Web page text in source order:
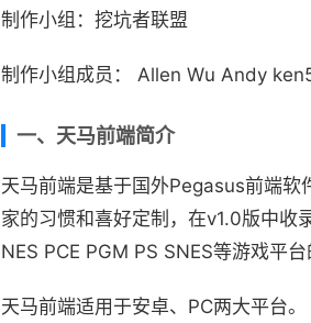
制作小组：挖坑者联盟
制作小组成员： Allen Wu Andy
一、天马前端简介
天马前端是基于国外Pegasus前端软
家的习惯和喜好定制，在v1.0版中收
NES PCE PGM PS SNES等游戏平台
天马前端适用于安卓、PC两大平台。